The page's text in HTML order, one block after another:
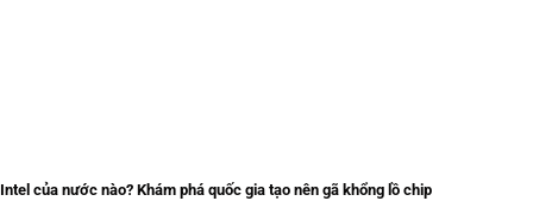
Intel của nước nào? Khám phá quốc gia tạo nên gã khổng lồ chip